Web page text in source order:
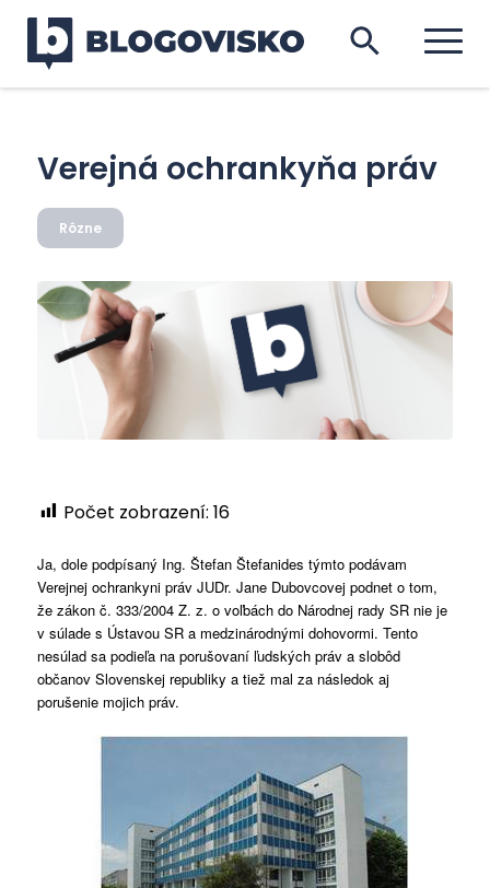
Verejná ochrankyňa práv
Rôzne
Počet zobrazení: 16
Ja, dole podpísaný Ing. Štefan Štefanides týmto podávam
Verejnej ochrankyni práv JUDr. Jane Dubovcovej podnet o tom,
že zákon č. 333/2004 Z. z. o voľbách do Národnej rady SR nie je
v súlade s Ústavou SR a medzinárodnými dohovormi. Tento
nesúlad sa podieľa na porušovaní ľudských práv a slobôd
občanov Slovenskej republiky a tiež mal za následok aj
porušenie mojich práv.